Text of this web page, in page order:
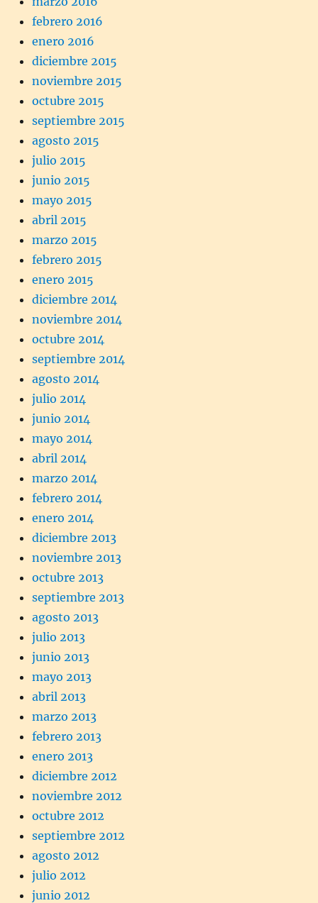
febrero 2016
enero 2016
diciembre 2015
noviembre 2015
octubre 2015
septiembre 2015
agosto 2015
julio 2015
junio 2015
mayo 2015
abril 2015
marzo 2015
febrero 2015
enero 2015
diciembre 2014
noviembre 2014
octubre 2014
septiembre 2014
agosto 2014
julio 2014
junio 2014
mayo 2014
abril 2014
marzo 2014
febrero 2014
enero 2014
diciembre 2013
noviembre 2013
octubre 2013
septiembre 2013
agosto 2013
julio 2013
junio 2013
mayo 2013
abril 2013
marzo 2013
febrero 2013
enero 2013
diciembre 2012
noviembre 2012
octubre 2012
septiembre 2012
agosto 2012
julio 2012
junio 2012